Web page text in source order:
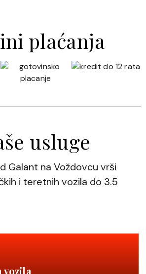
plaćanja
usluge
Galant na Voždovcu vrši
i teretnih vozila do 3.5
vozila